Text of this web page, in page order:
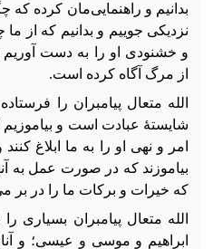
بدانیم و راهنمایی‌مان کرده که
نزدیکی جوییم و بدانیم که از
و خشنودی او را به دست
از مرگ آگاه کرده است.
الله متعال پیامبران را
شایستهٔ عبادت است و بیاموزیم
امر و نهی او را به ما ابلاغ
بیاموزند که در صورت عمل به
که خیرات و برکات ما را در بر
الله متعال پیامبران بسیاری
ابراهیم و موسی و عیسی؛ و